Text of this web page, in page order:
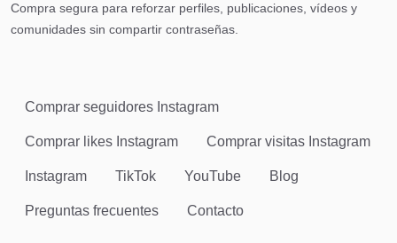
Compra segura para reforzar perfiles, publicaciones, vídeos y
comunidades sin compartir contraseñas.
Comprar seguidores Instagram
Comprar likes Instagram Comprar visitas Instagram
Instagram TikTok YouTube Blog
Preguntas frecuentes Contacto